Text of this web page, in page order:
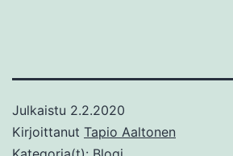
Julkaistu 2.2.2020
Kirjoittanut Tapio Aaltonen